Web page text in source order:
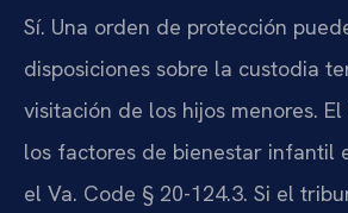
Sí. Una orden de protección
disposiciones sobre la custodia
visitación de los hijos menores.
los factores de bienestar infantil
el Va. Code § 20-124.3. Si el